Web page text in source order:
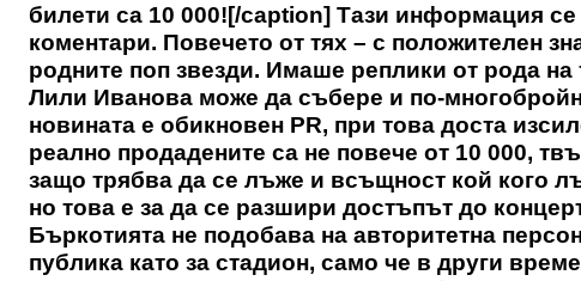
билети са 10 000![/caption] Тази информация
коментари. Повечето от тях – с положителен
родните поп звезди. Имаше реплики от рода на
Лили Иванова може да събере и по-
новината е обикновен PR, при това доста
реално продадените са не повече от 10 000,
защо трябва да се лъже и всъщност кой кого
но това е за да се разшири достъпът до
Бъркотията не подобава на авторитетна
публика като за стадион, само че в други